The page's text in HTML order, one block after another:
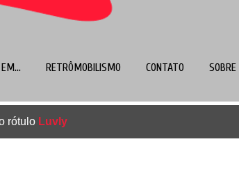
RETRÔMOBILISMO CONTATO SOBRE
rótulo Luvly